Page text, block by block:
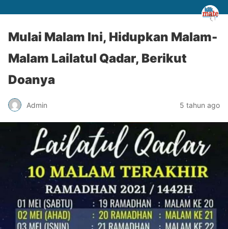
Mulai Malam Ini, Hidupkan Malam-
Malam Lailatul Qadar, Berikut
Doanya
Admin 5 tahun ago